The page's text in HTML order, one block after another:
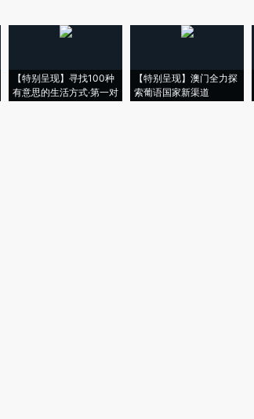
【特别呈现】寻找100种
有意思的生活方式·第一对
【特别呈现】澳门全力探
索葡语国家新渠道